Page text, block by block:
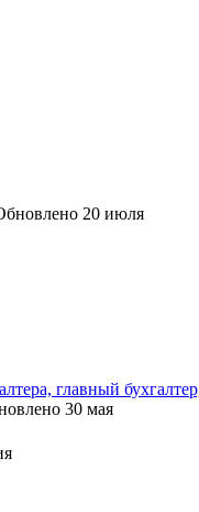
20 июля
главный
30 мая